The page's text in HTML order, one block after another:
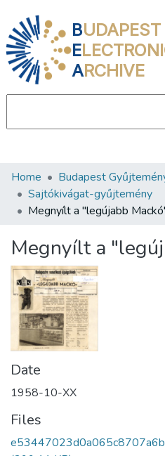
BUDAPEST
E
ARCHIVE
Communities & Collections
All of DSpace
About us
Home Budapest
Sajtókivágat-gyűjtemény
Megnyílt a "legújabb
Megnyílt a
Date
1958-10-XX
Files